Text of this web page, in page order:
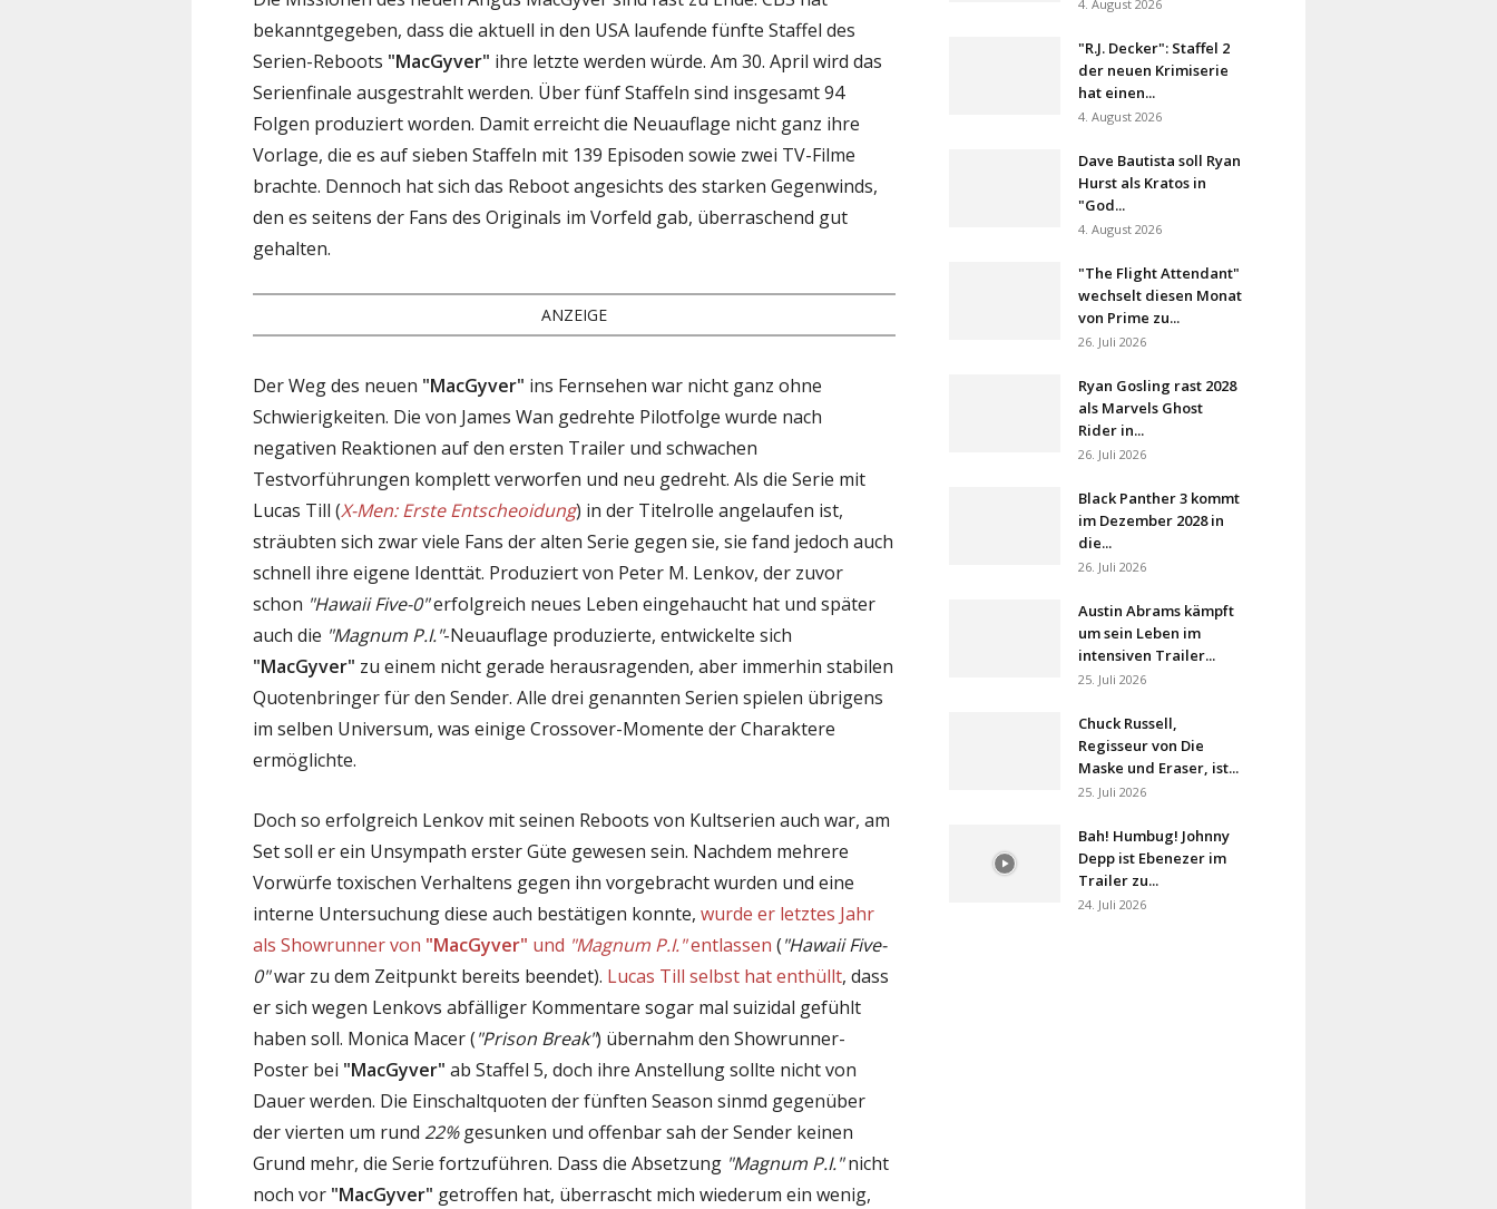
bekanntgegeben, dass die aktuell in den USA laufende fünfte Staffel des
Serien-Reboots "MacGyver" ihre letzte werden würde. Am 30. April wird das
Serienfinale ausgestrahlt werden. Über fünf Staffeln sind insgesamt 94
Folgen produziert worden. Damit erreicht die Neuauflage nicht ganz ihre
Vorlage, die es auf sieben Staffeln mit 139 Episoden sowie zwei TV-Filme
brachte. Dennoch hat sich das Reboot angesichts des starken Gegenwinds,
den es seitens der Fans des Originals im Vorfeld gab, überraschend gut
gehalten.
ANZEIGE
Der Weg des neuen "MacGyver" ins Fernsehen war nicht ganz ohne
Schwierigkeiten. Die von James Wan gedrehte Pilotfolge wurde nach
negativen Reaktionen auf den ersten Trailer und schwachen
Testvorführungen komplett verworfen und neu gedreht. Als die Serie mit
Lucas Till (X-Men: Erste Entscheoidung) in der Titelrolle angelaufen ist,
sträubten sich zwar viele Fans der alten Serie gegen sie, sie fand jedoch auch
schnell ihre eigene Identtät. Produziert von Peter M. Lenkov, der zuvor
schon "Hawaii Five-0"erfolgreich neues Leben eingehaucht hat und später
auch die "Magnum P.I."-Neuauflage produzierte, entwickelte sich
"MacGyver" zu einem nicht gerade herausragenden, aber immerhin stabilen
Quotenbringer für den Sender. Alle drei genannten Serien spielen übrigens
im selben Universum, was einige Crossover-Momente der Charaktere
ermöglichte.
Doch so erfolgreich Lenkov mit seinen Reboots von Kultserien auch war, am
Set soll er ein Unsympath erster Güte gewesen sein. Nachdem mehrere
Vorwürfe toxischen Verhaltens gegen ihn vorgebracht wurden und eine
interne Untersuchung diese auch bestätigen konnte, wurde er letztes Jahr
als Showrunner von "MacGyver" und "Magnum P.I."entlassen ("Hawaii Five-
0"war zu dem Zeitpunkt bereits beendet). Lucas Till selbst hat enthüllt, dass
er sich wegen Lenkovs abfälliger Kommentare sogar mal suizidal gefühlt
haben soll. Monica Macer ("Prison Break") übernahm den Showrunner-
Poster bei "MacGyver" ab Staffel 5, doch ihre Anstellung sollte nicht von
Dauer werden. Die Einschaltquoten der fünften Season sinmd gegenüber
der vierten um rund 22%gesunken und offenbar sah der Sender keinen
Grund mehr, die Serie fortzuführen. Dass die Absetzung "Magnum P.I."nicht
noch vor "MacGyver" getroffen hat, überrascht mich wiederum ein wenig,
4. August 2026
"R.J. Decker": Staffel 2
der neuen Krimiserie
hat einen...
4. August 2026
Dave Bautista soll Ryan
Hurst als Kratos in
"God...
4. August 2026
"The Flight Attendant"
wechselt diesen Monat
von Prime zu...
26. Juli 2026
Ryan Gosling rast 2028
als Marvels Ghost
Rider in...
26. Juli 2026
Black Panther 3 kommt
im Dezember 2028 in
die...
26. Juli 2026
Austin Abrams kämpft
um sein Leben im
intensiven Trailer...
25. Juli 2026
Chuck Russell,
Regisseur von Die
Maske und Eraser, ist...
25. Juli 2026
Bah! Humbug! Johnny
Depp ist Ebenezer im
Trailer zu...
24. Juli 2026